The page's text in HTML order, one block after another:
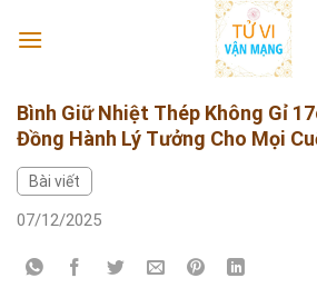
Bình Giữ Nhiệt Thép Không Gỉ
Đồng Hành Lý Tưởng Cho Mọi
Bài viết
07/12/2025